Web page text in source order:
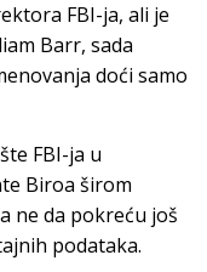
FBI-ja, ali je
Barr, sada
doći samo
FBI-ja u
Biroa širom
ne da pokreću još
podataka.